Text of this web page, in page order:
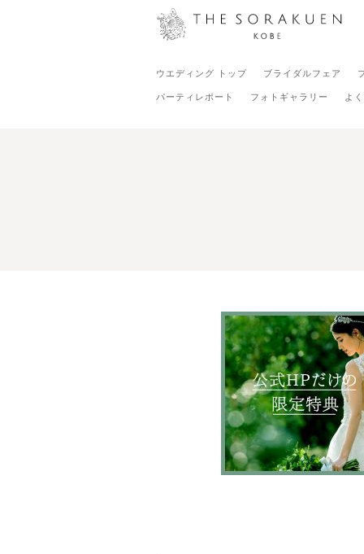
ウエディング トップ ブライダルフェア
パーティレポート フォトギャラリー よ